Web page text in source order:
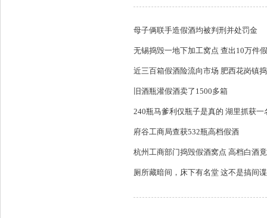
母子俩联手造假酒均被判刑并处罚金
无锡捣毁一地下加工窝点 查出10万件
近三百箱假酒险流向市场 肥西花岗镇
旧酒瓶灌假酒卖了1500多箱
240瓶马爹利仅瓶子是真的 湖里抓获一
府谷工商局查获532瓶高档假酒
杭州工商部门捣毁假酒窝点 高档白酒
厕所藏暗间，床下有名堂 这不是搞间